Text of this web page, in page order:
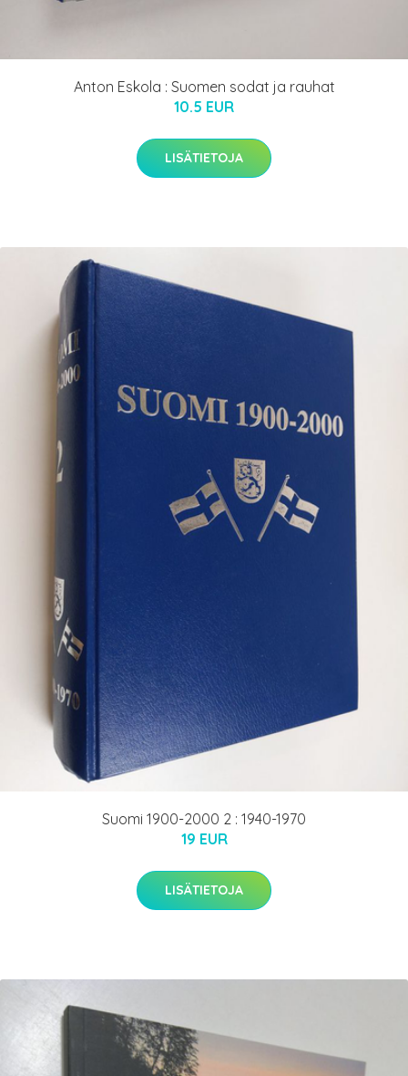
Anton Eskola : Suomen sodat ja rauhat
10.5 EUR
LISÄTIETOJA
Suomi 1900-2000 2 : 1940-1970
19 EUR
LISÄTIETOJA